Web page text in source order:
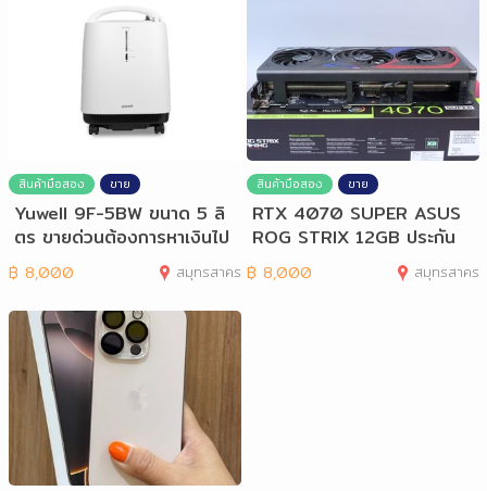
สินค้ามือสอง ขาย
Yuwell 9F-5BW ขนาด 5 ลิ
ตร ขายด่วนต้องการหาเงินไป
ให้หนี้
฿ 8,000 สมุทรสาคร
สินค้ามือสอง ขาย
RTX 4070 SUPER ASUS
ROG STRIX 12GB ประกัน
4.27 ขายด่วนต้องกา
฿ 8,000 สมุทรสาคร